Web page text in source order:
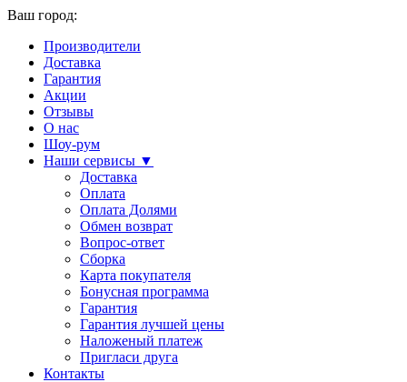
Ваш город:
Производители
Доставка
Гарантия
Акции
Отзывы
О нас
Шоу-рум
Наши сервисы ▼
Доставка
Оплата
Оплата Долями
Обмен возврат
Вопрос-ответ
Сборка
Карта покупателя
Бонусная программа
Гарантия
Гарантия лучшей цены
Наложеный платеж
Пригласи друга
Контакты